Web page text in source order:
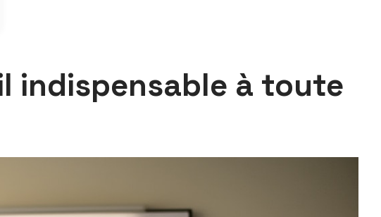
indispensable à toute